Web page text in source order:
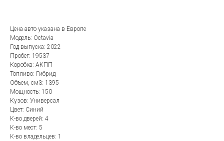
Цена авто указана в Европе
Модель: Octavia
Год выпуска: 2022
Пробег: 19537
Коробка: АКПП
Топливо: Гибрид
Объем, см3: 1395
Мощность: 150
Кузов: Универсал
Цвет: Синий
К-во дверей: 4
К-во мест: 5
К-во владельцев: 1